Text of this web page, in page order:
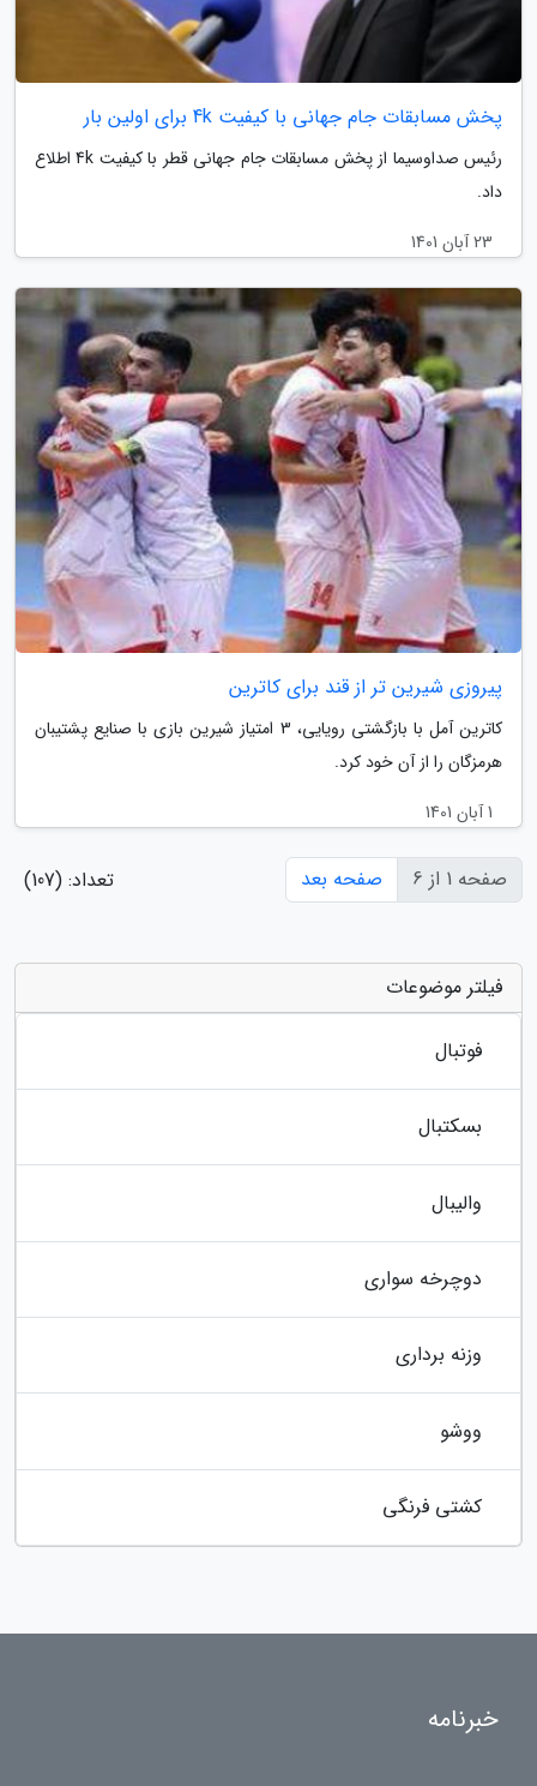
پخش مسابقات جام جهانی با کیفیت 4k برای اولین بار
رئیس صداوسیما از پخش مسابقات جام جهانی قطر با کیفیت 4k اطلاع
داد.
23 آبان 1401
پیروزی شیرین تر از قند برای کاترین
کاترین آمل با بازگشتی رویایی، 3 امتیاز شیرین بازی با صنایع پشتیبان
هرمزگان را از آن خود کرد.
1 آبان 1401
صفحه 1 از 6 صفحه بعد تعداد: (107)
فیلتر موضوعات
فوتبال
بسکتبال
والیبال
دوچرخه سواری
وزنه برداری
ووشو
کشتی فرنگی
خبرنامه